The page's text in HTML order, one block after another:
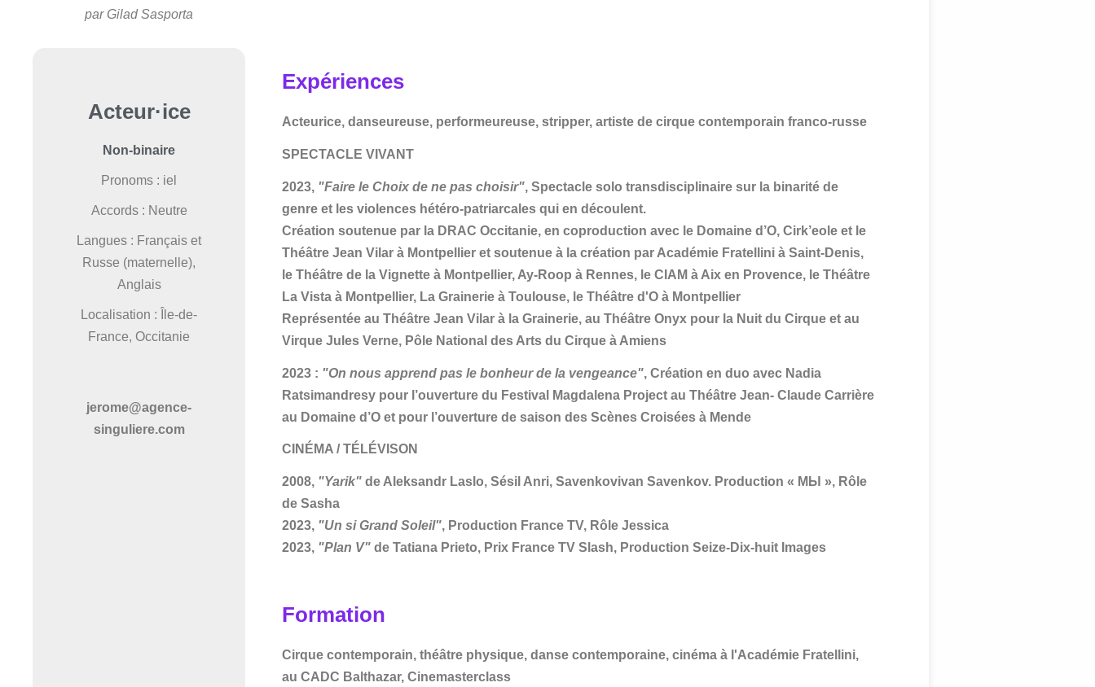
par Gilad Sasporta
Acteur·ice
Non-binaire
Pronoms : iel
Accords : Neutre
Langues : Français et
Russe (maternelle),
Anglais
Localisation : Île-de-
France, Occitanie
jerome@agence-
singuliere.com
Expériences
Acteurice, danseureuse, performeureuse, stripper, artiste de cirque contemporain franco-russe
SPECTACLE VIVANT
2023, "Faire le Choix de ne pas choisir", Spectacle solo transdisciplinaire sur la binarité de
genre et les violences hétéro-patriarcales qui en découlent.
Création soutenue par la DRAC Occitanie, en coproduction avec le Domaine d’O, Cirk’eole et le
Théâtre Jean Vilar à Montpellier et soutenue à la création par Académie Fratellini à Saint-Denis,
le Théâtre de la Vignette à Montpellier, Ay-Roop à Rennes, le CIAM à Aix en Provence, le Théâtre
La Vista à Montpellier, La Grainerie à Toulouse, le Théâtre d'O à Montpellier
Représentée au Théâtre Jean Vilar à la Grainerie, au Théâtre Onyx pour la Nuit du Cirque et au
Virque Jules Verne, Pôle National des Arts du Cirque à Amiens
2023 : "On nous apprend pas le bonheur de la vengeance", Création en duo avec Nadia
Ratsimandresy pour l’ouverture du Festival Magdalena Project au Théâtre Jean- Claude Carrière
au Domaine d’O et pour l’ouverture de saison des Scènes Croisées à Mende
CINÉMA / TÉLÉVISON
2008, "Yarik" de Aleksandr Laslo, Sésil Anri, Savenkovivan Savenkov. Production « МЫ », Rôle
de Sasha
2023, "Un si Grand Soleil", Production France TV, Rôle Jessica
2023, "Plan V" de Tatiana Prieto, Prix France TV Slash, Production Seize-Dix-huit Images
Formation
Cirque contemporain, théâtre physique, danse contemporaine, cinéma à l'Académie Fratellini,
au CADC Balthazar, Cinemasterclass